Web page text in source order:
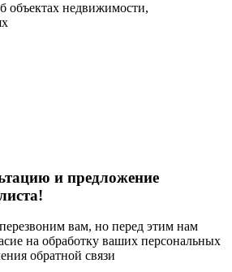
объектах недвижимости,
и предложение
вам, но перед этим нам
на обработку ваших персональных
обратной связи